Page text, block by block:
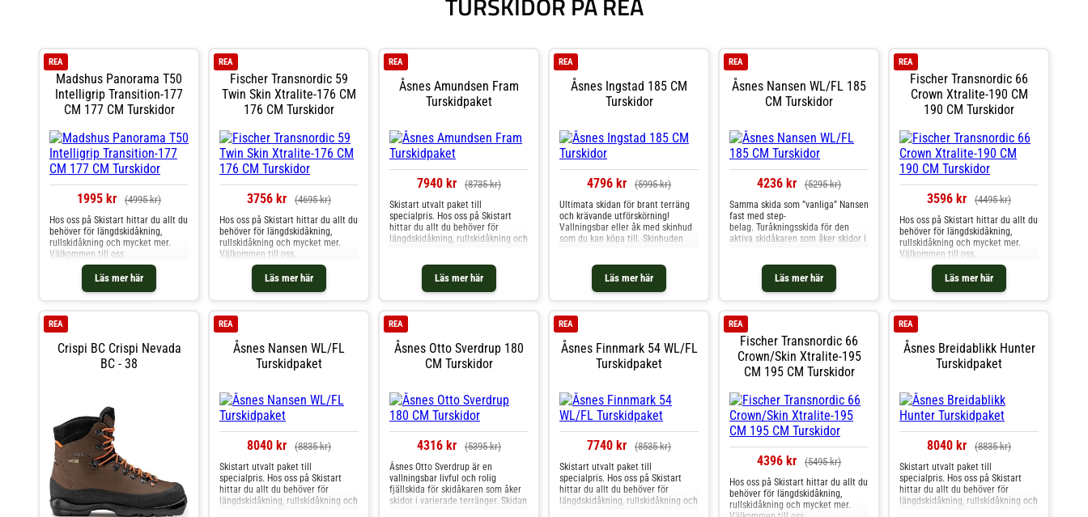
Madshus Panorama T50
Intelligrip Transition-177
CM 177 CM Turskidor
REA
1995 kr (4995 kr)
Läs mer här
Hos oss på Skistart hittar du allt du
behöver för längdskidåkning,
rullskidåkning och mycket mer.
Välkommen till oss.
Fischer Transnordic 59
Twin Skin Xtralite-176 CM
176 CM Turskidor
REA
3756 kr (4695 kr)
Läs mer här
Hos oss på Skistart hittar du allt du
behöver för längdskidåkning,
rullskidåkning och mycket mer.
Välkommen till oss.
Åsnes Amundsen Fram
Turskidpaket
REA
7940 kr (8735 kr)
Läs mer här
Skistart utvalt paket till
specialpris. Hos oss på Skistart
hittar du allt du behöver för
längdskidåkning, rullskidåkning och
Åsnes Ingstad 185 CM
Turskidor
REA
4796 kr (5995 kr)
Läs mer här
Ultimata skidan för brant terräng
och krävande utförskörning!
Vallningsbar eller åk med skinhud
som du kan köpa till. Skinhuden
som Mohair eller Nylon. Glöm inte
att köpa med bindning till skidan.
Vid köp av bindning så monterar vi
rekommenderar vi Rottefella BC
Magnum.Storleksguide:Kroppsläng
d (cm) Vekt (kg) Skidlängd
(cm) 150-160 -55
165160-170 55-65
195190-200 90 +
205
Åsnes Nansen WL/FL 185
CM Turskidor
REA
4236 kr (5295 kr)
Läs mer här
Samma skida som ”vanliga” Nansen
fast med step-
belag. Turåkningsskida för den
aktiva skidåkaren som åker skidor i
med FELLELÅS också där du
enkelt fäster en på och avtagbar
skinhud vid behov när du är ute
med skidan utan säljs separat och
finns som Mohair eller Nylon. Glöm
inte att köpa med bindning till
skidan. Till Åsnes Nansen
rekommenderar vi Rottefella BC
Magnum.Storleksguide:Kroppsläng
(cm)155-165 55-65
175160-175 60-70
180170-175 65-75
185175-180 70-80
195185-190 80-90
200190 + 90 + 205
Fischer Transnordic 66
Crown Xtralite-190 CM
190 CM Turskidor
REA
3596 kr (4495 kr)
Läs mer här
Hos oss på Skistart hittar du allt du
behöver för längdskidåkning,
rullskidåkning och mycket mer.
Välkommen till oss.
Crispi BC Crispi Nevada
BC - 38
REA
Åsnes Nansen WL/FL
Turskidpaket
REA
8040 kr (8835 kr)
Skistart utvalt paket till
specialpris. Hos oss på Skistart
hittar du allt du behöver för
längdskidåkning, rullskidåkning och
Åsnes Otto Sverdrup 180
CM Turskidor
REA
4316 kr (5395 kr)
Åsnes Otto Sverdrup är en
vallningsbar livful och rolig
fjällskida för skidåkaren som åker
skidor i varierade terränger. Skidan
Åsnes Finnmark 54 WL/FL
Turskidpaket
REA
7740 kr (8535 kr)
Skistart utvalt paket till
specialpris. Hos oss på Skistart
hittar du allt du behöver för
längdskidåkning, rullskidåkning och
Fischer Transnordic 66
Crown/Skin Xtralite-195
CM 195 CM Turskidor
REA
4396 kr (5495 kr)
Hos oss på Skistart hittar du allt du
behöver för längdskidåkning,
rullskidåkning och mycket mer.
Åsnes Breidablikk Hunter
Turskidpaket
REA
8040 kr (8835 kr)
Skistart utvalt paket till
specialpris. Hos oss på Skistart
hittar du allt du behöver för
längdskidåkning, rullskidåkning och